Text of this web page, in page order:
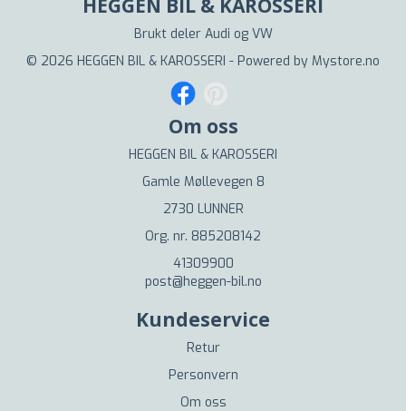
HEGGEN BIL & KAROSSERI
Brukt deler Audi og VW
© 2026 HEGGEN BIL & KAROSSERI - Powered by Mystore.no
Om oss
HEGGEN BIL & KAROSSERI
Gamle Møllevegen 8
2730 LUNNER
Org. nr. 885208142
41309900
post@heggen-bil.no
Kundeservice
Retur
Personvern
Om oss